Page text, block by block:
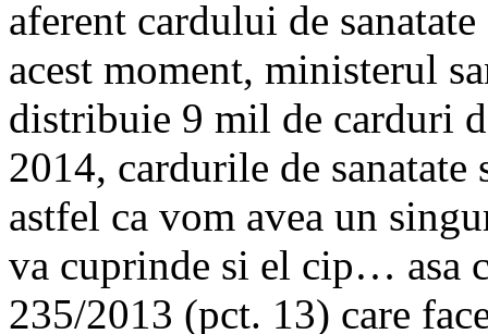
aferent cardului de
acest moment, ministerul
distribuie 9 mil de carduri
2014, cardurile de sanatate
astfel ca vom avea un
va cuprinde si el cip… asa
235/2013 (pct. 13) care